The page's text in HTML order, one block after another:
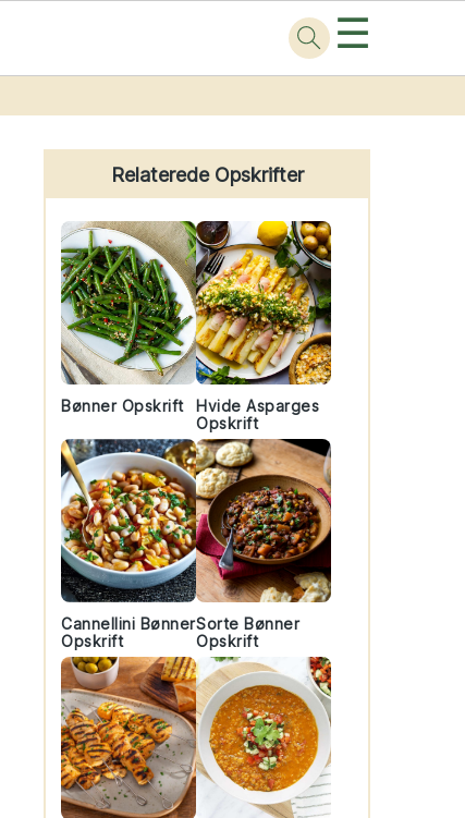
☰
Primary
Sidebar
Relaterede Opskrifter
Bønner Opskrift
Hvide Asparges
Opskrift
Cannellini Bønner
Opskrift
Sorte Bønner
Opskrift